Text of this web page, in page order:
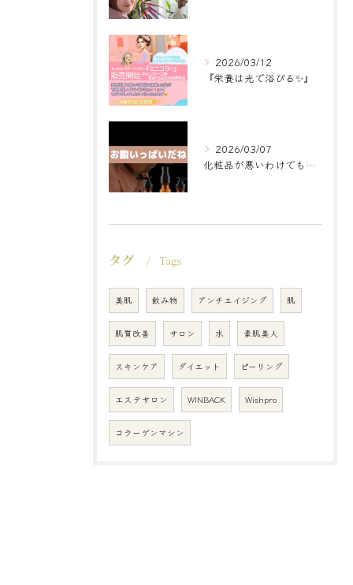
2026/03/12
『栄養は光で浴びる✨』
2026/03/07
化粧品が悪いわけでもなく
タグ Tags
美肌 飲み物 アンチエイジング 肌
肌質改善 サロン 水 素肌美人
スキンケア ダイエット ピーリング
エステサロン WINBACK Wishpro
コラーゲンマシン